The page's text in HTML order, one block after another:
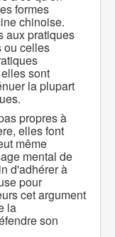
formes
chinoise.
aux pratiques
ou celles
sont
la plupart
propres à
elles font
même
mental de
d'adhérer à
pour
cet argument
la
son